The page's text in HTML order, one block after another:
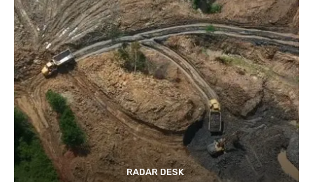
RADAR DESK